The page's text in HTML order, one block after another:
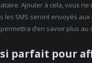
Ajouter à cela, vous
les SMS seront envoyés
d’en savoir plus au
parfait pour